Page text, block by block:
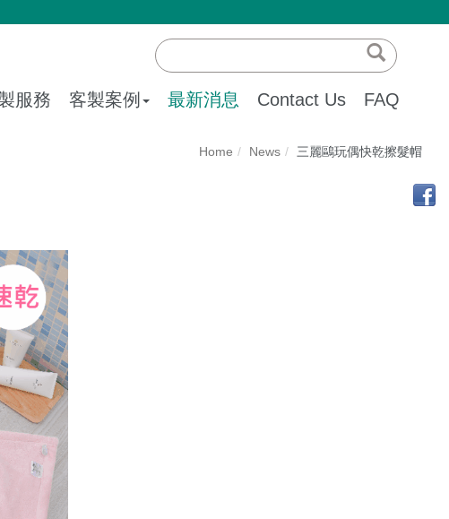
服務 客製案例 最新消息 Contact Us FAQ
Home News 三麗鷗玩偶快乾擦髮帽